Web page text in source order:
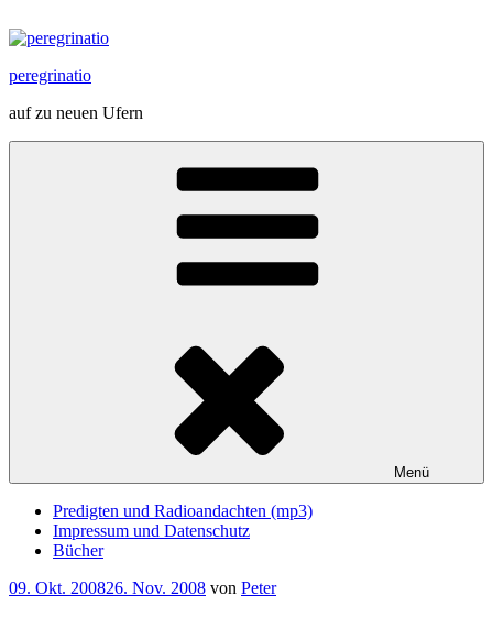
Inhalt
peregrinatio
auf zu neuen Ufern
Menü
Predigten und Radioandachten (mp3)
Impressum und Datenschutz
Bücher
Veröffentlicht
09. Okt. 200826. Nov. 2008 von Peter